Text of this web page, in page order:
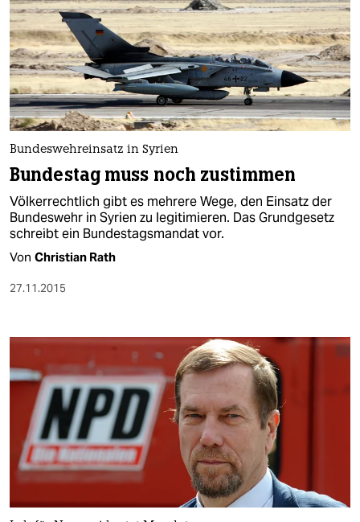
Bundeswehreinsatz in Syrien
Bundestag muss noch zustimmen
Völkerrechtlich gibt es mehrere Wege, den Einsatz der
Bundeswehr in Syrien zu legitimieren. Das Grundgesetz
schreibt ein Bundestagsmandat vor.
Von Christian Rath
27.11.2015